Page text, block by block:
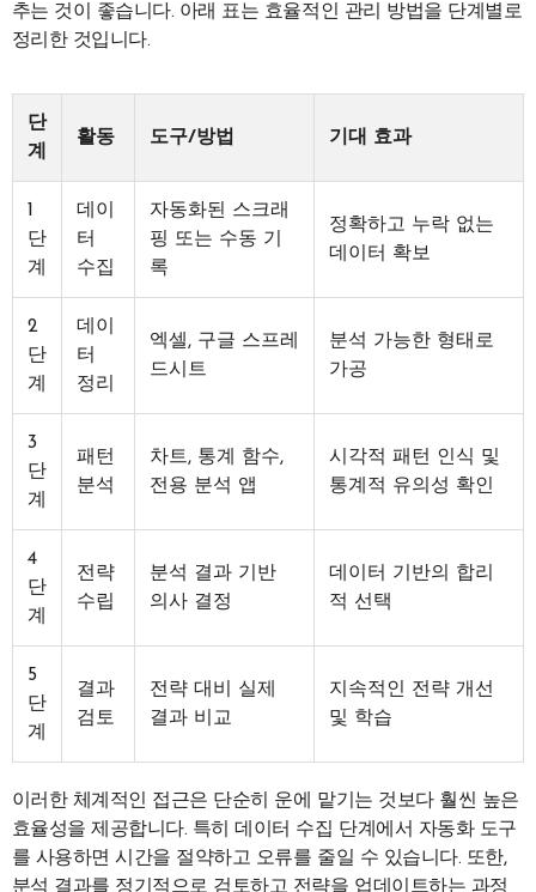
추는 것이 좋습니다. 아래 표는 효율적인 관리 방법을 단계별로
정리한 것입니다.
단
계
활동 도구/방법 기대 효과
1
단
계
데이
터
수집
자동화된 스크래
핑 또는 수동 기
록
정확하고 누락 없는
데이터 확보
2
단
계
데이
터
정리
엑셀, 구글 스프레
드시트
분석 가능한 형태로
가공
3
단
계
패턴
분석
차트, 통계 함수,
전용 분석 앱
시각적 패턴 인식 및
통계적 유의성 확인
4
단
계
전략
수립
분석 결과 기반
의사 결정
데이터 기반의 합리
적 선택
5
단
계
결과
검토
전략 대비 실제
결과 비교
지속적인 전략 개선
및 학습
이러한 체계적인 접근은 단순히 운에 맡기는 것보다 훨씬 높은
효율성을 제공합니다. 특히 데이터 수집 단계에서 자동화 도구
를 사용하면 시간을 절약하고 오류를 줄일 수 있습니다. 또한,
분석 결과를 정기적으로 검토하고 전략을 업데이트하는 과정